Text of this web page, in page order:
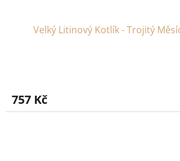
Velký Litinový Kotlík - Trojitý
757 Kč